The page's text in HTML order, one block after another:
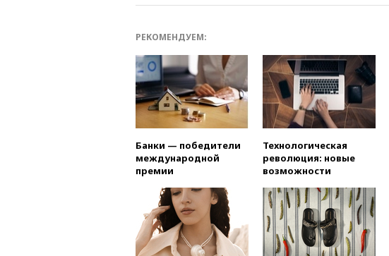
РЕКОМЕНДУЕМ:
Банки — победители
международной
премии
Технологическая
революция: новые
возможности